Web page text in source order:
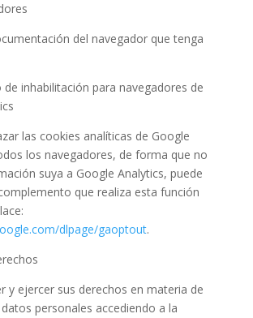
del navegador que tenga
inhabilitación para navegadores de
las cookies analíticas de Google
los navegadores, de forma que no
suya a Google Analytics, puede
que realiza esta función
dlpage/gaoptout.
y ejercer sus derechos en materia de
personales accediendo a la